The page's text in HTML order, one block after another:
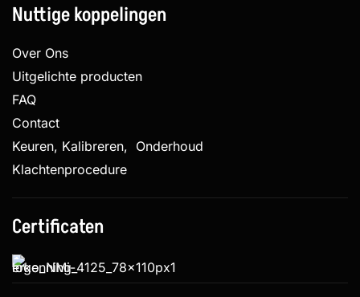
Nuttige koppelingen
Over Ons
Uitgelichte producten
FAQ
Contact
Keuren, Kalibreren, Onderhoud
Klachtenprocedure
Certificaten